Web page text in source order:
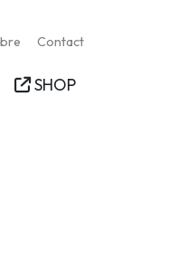
Contact
SHOP